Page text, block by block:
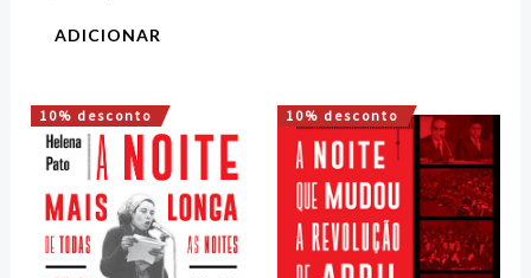
ADICIONAR
10% desconto
O
preço
original
era:
16,00 €.
O
preço
atual
14,40 €.
10% desconto
O
preço
original
era:
18,00 €.
O
preço
atual
16,20 €.